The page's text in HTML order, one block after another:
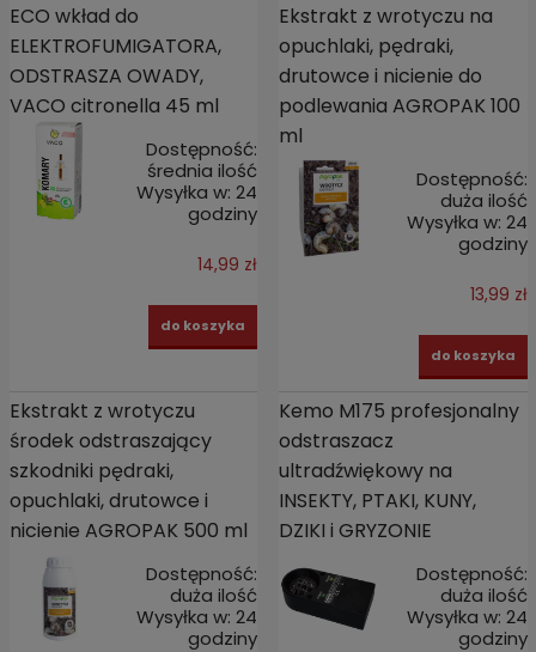
ECO wkład do
ELEKTROFUMIGATORA,
ODSTRASZA OWADY,
VACO citronella 45 ml
Dostępność:
średnia ilość
Wysyłka w: 24
godziny
14,99 zł
do koszyka
Ekstrakt z wrotyczu na
opuchlaki, pędraki,
drutowce i nicienie do
podlewania AGROPAK 100
ml
Dostępność:
duża ilość
Wysyłka w: 24
godziny
13,99 zł
do koszyka
Ekstrakt z wrotyczu
środek odstraszający
szkodniki pędraki,
opuchlaki, drutowce i
nicienie AGROPAK 500 ml
Dostępność:
duża ilość
Wysyłka w: 24
godziny
Kemo M175 profesjonalny
odstraszacz
ultradźwiękowy na
INSEKTY, PTAKI, KUNY,
DZIKI i GRYZONIE
Dostępność:
duża ilość
Wysyłka w: 24
godziny